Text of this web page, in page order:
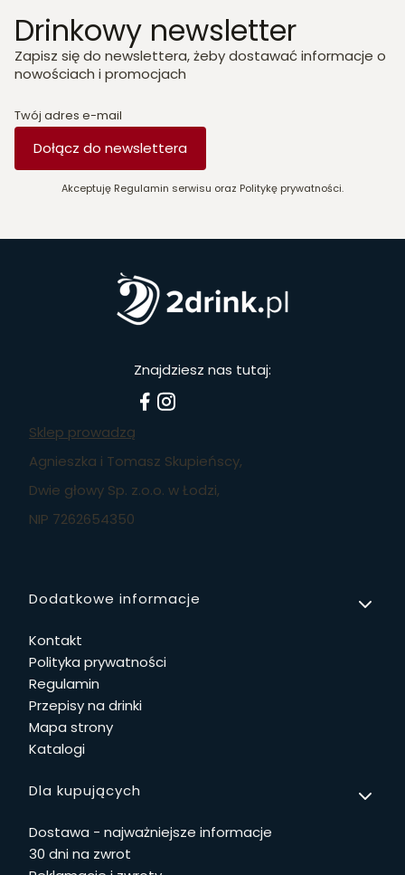
Drinkowy newsletter
Zapisz się do newslettera, żeby dostawać informacje o
nowościach i promocjach
Twój adres e-mail
Dołącz do newslettera
Akceptuję Regulamin serwisu oraz Politykę prywatności.
Znajdziesz nas tutaj:
Sklep prowadzą
Agnieszka i Tomasz Skupieńscy,
Dwie głowy Sp. z.o.o. w Łodzi,
NIP 7262654350
Linki w stopce
Dodatkowe informacje
Kontakt
Polityka prywatności
Regulamin
Przepisy na drinki
Mapa strony
Katalogi
Dla kupujących
Dostawa - najważniejsze informacje
30 dni na zwrot